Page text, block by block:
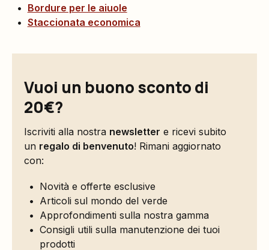
Bordure per le aiuole
Staccionata economica
Vuoi un buono sconto di
20€?
Iscriviti alla nostra newsletter e ricevi subito
un regalo di benvenuto! Rimani aggiornato
con:
Novità e offerte esclusive
Articoli sul mondo del verde
Approfondimenti sulla nostra gamma
Consigli utili sulla manutenzione dei tuoi
prodotti